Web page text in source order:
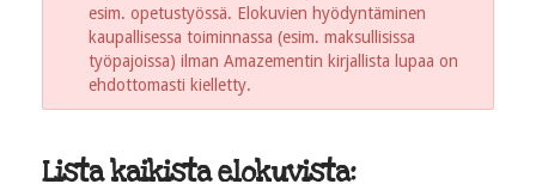
esim. opetustyössä. Elokuvien hyödyntäminen
kaupallisessa toiminnassa (esim. maksullisissa
työpajoissa) ilman Amazementin kirjallista lupaa on
ehdottomasti kielletty.
Lista kaikista elokuvista: